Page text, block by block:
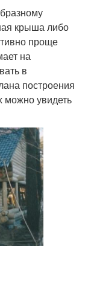
крыша либо
проще
на
в
построения
можно увидеть